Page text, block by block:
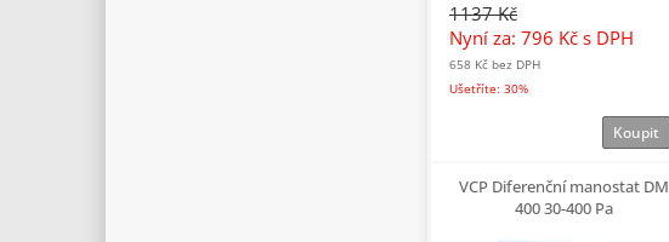
1137 Kč
Nyní za: 796 Kč s DPH
658 Kč bez DPH
Ušetříte: 30%
Koupit
VCP Diferenční manostat DM
400 30-400 Pa